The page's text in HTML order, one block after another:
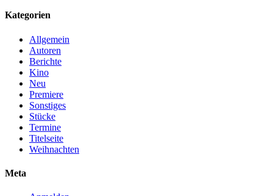
Kategorien
Allgemein
Autoren
Berichte
Kino
Neu
Premiere
Sonstiges
Stücke
Termine
Titelseite
Weihnachten
Meta